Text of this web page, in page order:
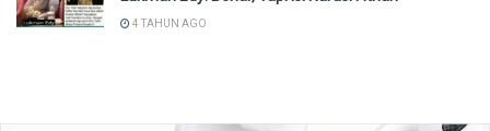
4 TAHUN AGO